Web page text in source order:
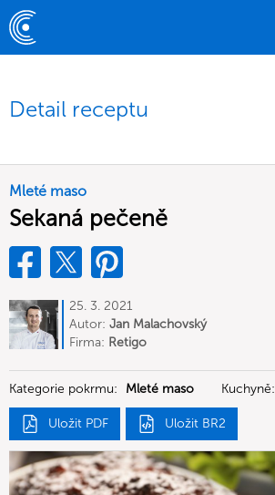
Detail receptu
Mleté maso
Sekaná pečeně
25. 3. 2021
Autor: Jan Malachovský
Firma: Retigo
Kategorie pokrmu: Mleté maso Kuchyně:
Uložit PDF Uložit BR2